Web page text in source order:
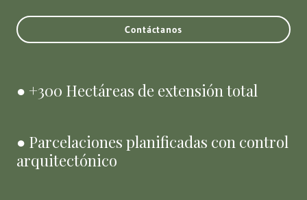
Contáctanos
● +300 Hectáreas de extensión total
● Parcelaciones planificadas con control
arquitectónico